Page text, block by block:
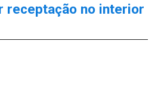
receptação no interior